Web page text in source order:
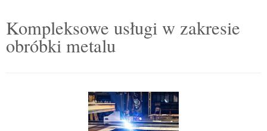
Kompleksowe usługi w zakresie
obróbki metalu